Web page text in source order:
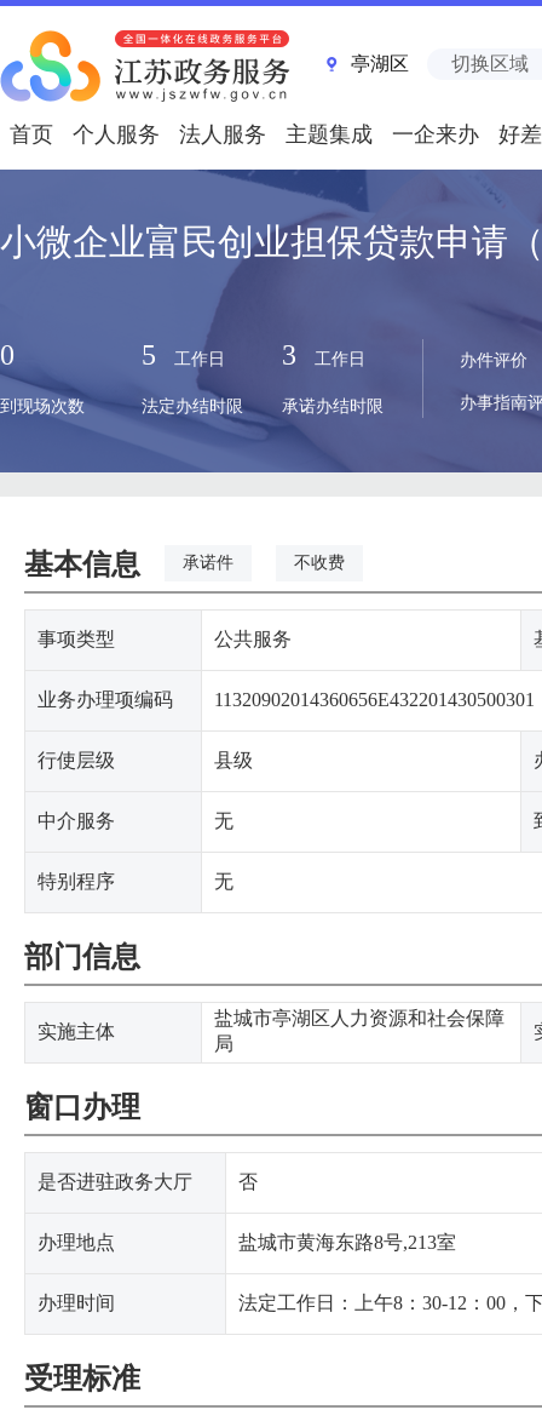
亭湖区 切换区域
首页 个人服务 法人服务 主题集成 一企来办 好
小微企业富民创业担保贷款申请
0
到现场次数
5 工作日
法定办结时限
3 工作日
承诺办结时限
办件评价
办事指南
基本信息 承诺件 不收费
事项类型 公共服务
业务办理项编码 11320902014360656E432201430500301
行使层级 县级
中介服务 无
特别程序 无
部门信息
实施主体
盐城市亭湖区人力资源和社会保障
局
窗口办理
是否进驻政务大厅 否
办理地点 盐城市黄海东路8号,213室
办理时间 法定工作日：上午8：30-12：00，
受理标准